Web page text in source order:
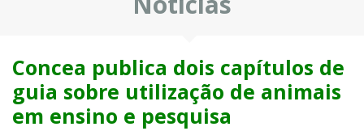
Concea publica dois capítulos de
guia sobre utilização de animais
em ensino e pesquisa